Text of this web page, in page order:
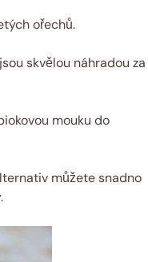
ořechů.
skvělou náhradou za
mouku do
můžete snadno